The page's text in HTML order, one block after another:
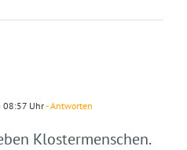
08:57 Uhr- Antworten
Klostermenschen.